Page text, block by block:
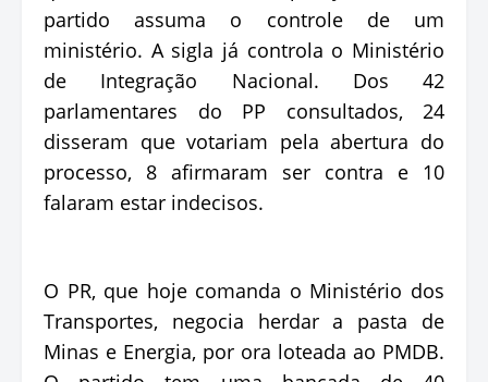
partido assuma o controle de um
ministério. A sigla já controla o Ministério
de Integração Nacional. Dos 42
parlamentares do PP consultados, 24
disseram que votariam pela abertura do
processo, 8 afirmaram ser contra e 10
falaram estar indecisos.
O PR, que hoje comanda o Ministério dos
Transportes, negocia herdar a pasta de
Minas e Energia, por ora loteada ao PMDB.